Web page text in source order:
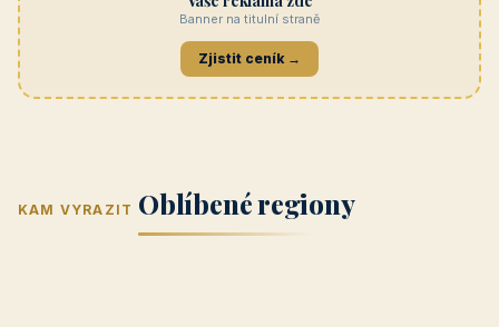
Banner na titulní straně
Zjistit ceník →
KAM VYRAZIT Oblíbené regiony
(Jihomoravský
kraj)
kraj)
Zlínský kraj Žilinský
Karlovarský
Střední Čechy
(Středočeský